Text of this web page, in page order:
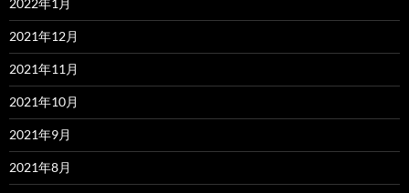
2022年1月
2021年12月
2021年11月
2021年10月
2021年9月
2021年8月